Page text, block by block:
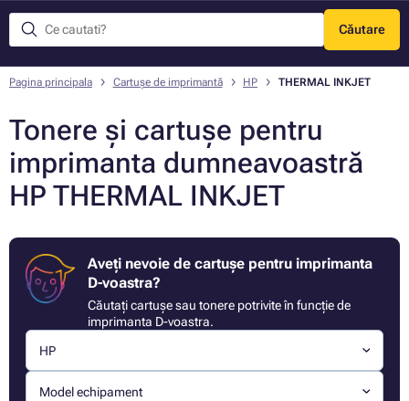
Căutare
Meniu
Pagina principala Cartușe de imprimantă HP THERMAL INKJET
Tonere și cartușe pentru
imprimanta dumneavoastră
HP THERMAL INKJET
Aveți nevoie de cartușe pentru imprimanta
D-voastra?
Căutați cartușe sau tonere potrivite în funcție de
imprimanta D-voastra.
HP
Model echipament